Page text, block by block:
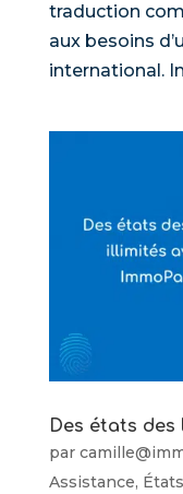
traduction
aux besoins
international.
Des états des
par
Assistance,